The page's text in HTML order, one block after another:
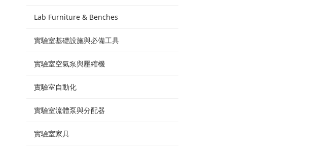
Lab Furniture & Benches
實驗室基礎設施與必備工具
實驗室空氣泵與壓縮機
實驗室自動化
實驗室流體泵與分配器
實驗室家具